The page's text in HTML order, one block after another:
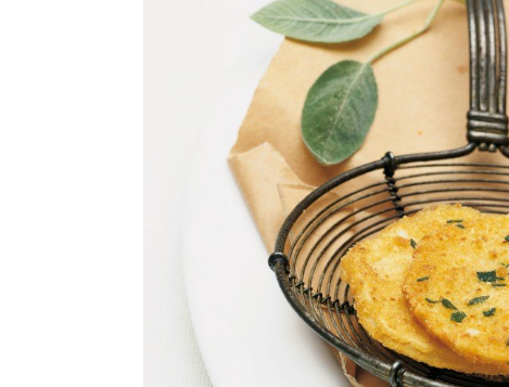
Ricette Primi Piatti
Ricette Antipasti
Ricette Dolci
Ricette Carne
Ricette Secondi
Ricette Pizze e Rustici
Ricette Contorni
Ricette Piatti unici
Ricette Pesce
Video Ricette
Ricette per Ingrediente
Super Alimenti
Nutrizionista a tavola
Ricette Vegetariane
Ricette Vegane
Rumors